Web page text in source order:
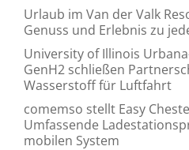
Urlaub im Van der Valk
Genuss und Erlebnis zu
University of Illinois
GenH2 schließen
Wasserstoff für Luftfahrt
comemso stellt Easy
Umfassende
mobilen System